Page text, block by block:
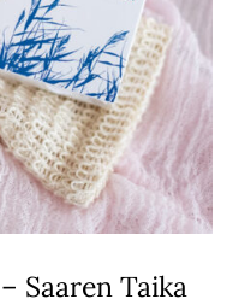
Saaren Taika